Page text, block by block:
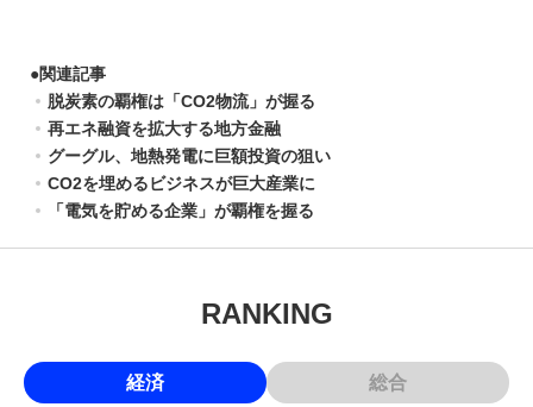
●関連記事
脱炭素の覇権は「CO2物流」が握る
再エネ融資を拡大する地方金融
グーグル、地熱発電に巨額投資の狙い
CO2を埋めるビジネスが巨大産業に
「電気を貯める企業」が覇権を握る
RANKING
経済 総合